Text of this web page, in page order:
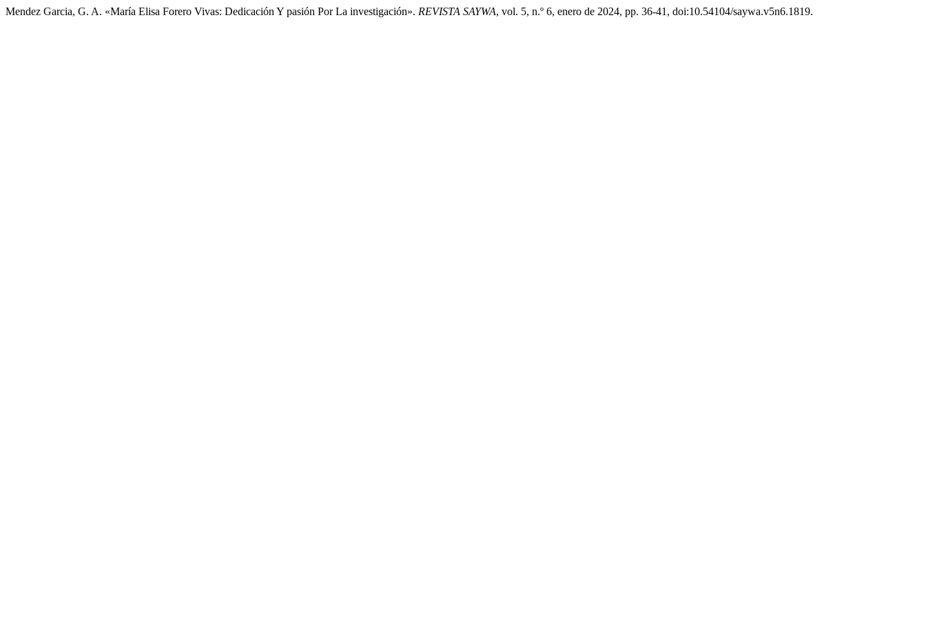
Mendez Garcia, G. A. «María Elisa Forero Vivas: Dedicación Y pasión Por La investigación». REVISTA SAYWA, vol. 5, n.º 6, enero de 2024, pp. 36-41, doi:10.54104/saywa.v5n6.1819.